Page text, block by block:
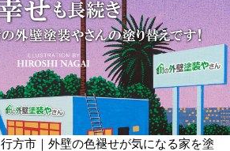
行方市｜外壁の色褪せが気になる家を塗